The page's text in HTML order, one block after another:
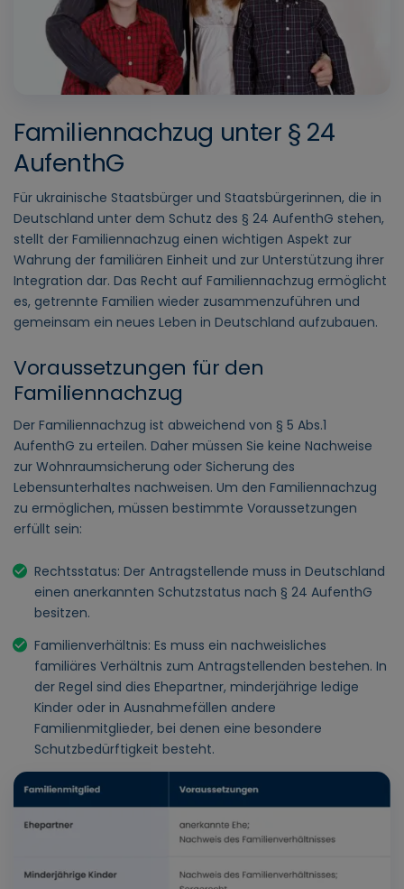
Familiennachzug unter § 24
AufenthG
Für ukrainische Staatsbürger und Staatsbürgerinnen, die in
Deutschland unter dem Schutz des § 24 AufenthG stehen,
stellt der Familiennachzug einen wichtigen Aspekt zur
Wahrung der familiären Einheit und zur Unterstützung ihrer
Integration dar. Das Recht auf Familiennachzug ermöglicht
es, getrennte Familien wieder zusammenzuführen und
gemeinsam ein neues Leben in Deutschland aufzubauen.
Voraussetzungen für den
Familiennachzug
Der Familiennachzug ist abweichend von § 5 Abs.1
AufenthG zu erteilen. Daher müssen Sie keine Nachweise
zur Wohnraumsicherung oder Sicherung des
Lebensunterhaltes nachweisen. Um den Familiennachzug
zu ermöglichen, müssen bestimmte Voraussetzungen
erfüllt sein:
Rechtsstatus: Der Antragstellende muss in Deutschland
einen anerkannten Schutzstatus nach § 24 AufenthG
besitzen.
Familienverhältnis: Es muss ein nachweisliches
familiäres Verhältnis zum Antragstellenden bestehen. In
der Regel sind dies Ehepartner, minderjährige ledige
Kinder oder in Ausnahmefällen andere
Familienmitglieder, bei denen eine besondere
Schutzbedürftigkeit besteht.